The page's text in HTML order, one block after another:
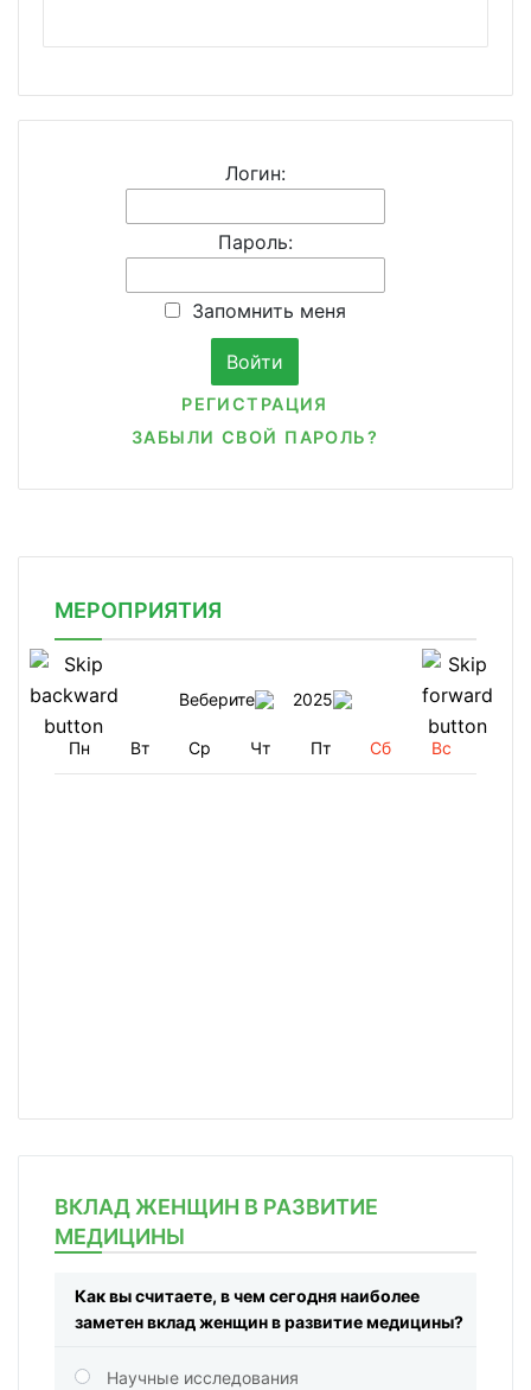
Логин:
Пароль:
Запомнить меня
РЕГИСТРАЦИЯ
ЗАБЫЛИ СВОЙ ПАРОЛЬ?
МЕРОПРИЯТИЯ
Веберите 2025
Пн Вт Ср Чт Пт Сб Вс
ВКЛАД ЖЕНЩИН В РАЗВИТИЕ
МЕДИЦИНЫ
Как вы считаете, в чем сегодня наиболее
заметен вклад женщин в развитие медицины?
Научные исследования